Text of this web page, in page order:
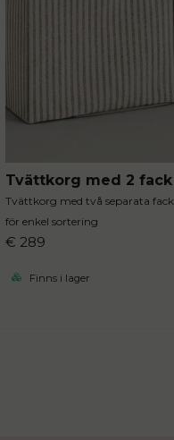
Tvättkorg med 2 fack
Tvättkorg med två separata fack
för enkel sortering
€ 289
Finns i lager